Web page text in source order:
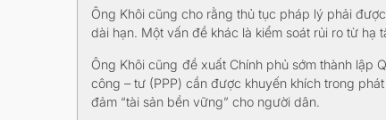
Ông Khôi cũng cho rằng thủ tục pháp lý phải
dài hạn. Một vấn đề khác là kiểm soát rủi ro từ
Ông Khôi cũng đề xuất Chính phủ sớm thành lập
công – tư (PPP) cần được khuyến khích trong
đảm “tài sản bền vững” cho người dân.